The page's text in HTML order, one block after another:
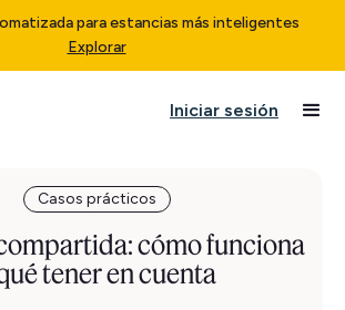
para estancias más inteligentes
Explorar
Iniciar sesión
Casos prácticos
cómo funciona
tener en cuenta